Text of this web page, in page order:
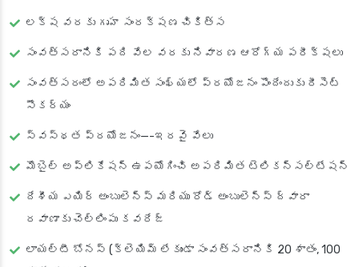
లక్ష వరకు గృహ సంరక్షణ చికిత్స
సంవత్సరానికి పది వేల వరకు నివారణ ఆరోగ్య పరీక్షలు
సంవత్సరంలో అపరిమిత సంఖ్యలో ప్రయోజనం పొందేందుకు రీసెట్
సౌకర్యం
స్వస్థత ప్రయోజనం—-ఇరవై వేలు
మొబైల్ అప్లికేషన్ ఉపయోగించి అపరిమిత టెలికన్సల్టేషన్
దేశీయ ఎయిర్ అంబులెన్స్ మరియు రోడ్ అంబులెన్స్ ద్వారా
రవాణాకు చెల్లింపు కవరేజ్
లాయల్టీ బోనస్ (క్లెయిమ్ లేకుండా సంవత్సరానికి 20 శాతం, 100